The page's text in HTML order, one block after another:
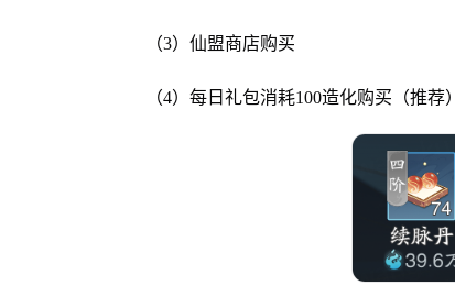
（3）仙盟商店购买
（4）每日礼包消耗100造化购买（推荐）